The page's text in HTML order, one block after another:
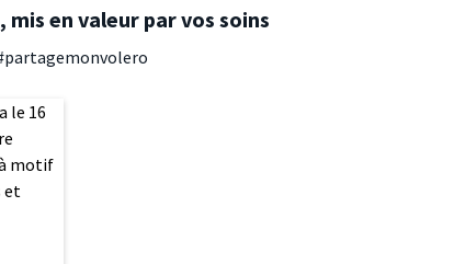
mis en valeur par vos soins